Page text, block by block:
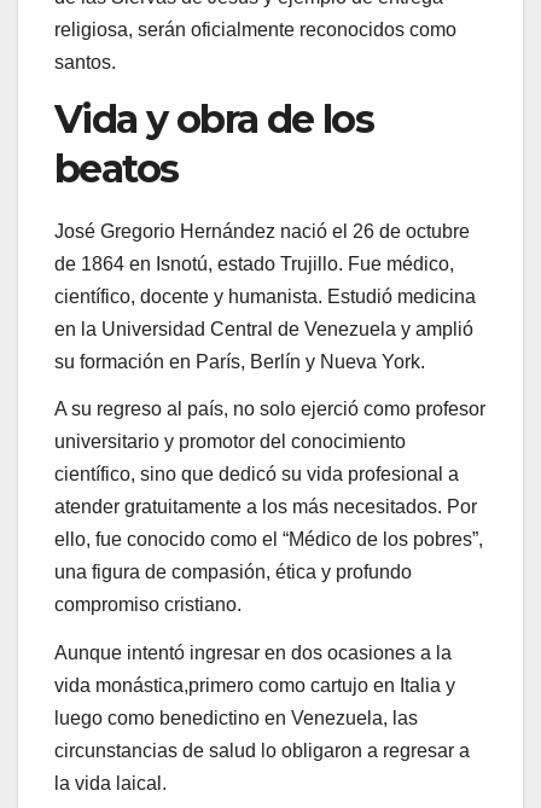
religiosa, serán oficialmente reconocidos como
santos.
Vida y obra de los
beatos
José Gregorio Hernández nació el 26 de octubre
de 1864 en Isnotú, estado Trujillo. Fue médico,
científico, docente y humanista. Estudió medicina
en la Universidad Central de Venezuela y amplió
su formación en París, Berlín y Nueva York.
A su regreso al país, no solo ejerció como profesor
universitario y promotor del conocimiento
científico, sino que dedicó su vida profesional a
atender gratuitamente a los más necesitados. Por
ello, fue conocido como el “Médico de los pobres”,
una figura de compasión, ética y profundo
compromiso cristiano.
Aunque intentó ingresar en dos ocasiones a la
vida monástica,primero como cartujo en Italia y
luego como benedictino en Venezuela, las
circunstancias de salud lo obligaron a regresar a
la vida laical.